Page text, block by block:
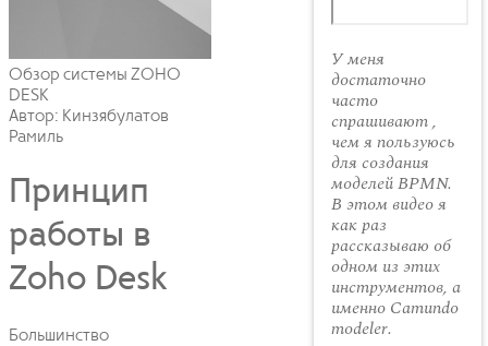
Обзор системы ZOHO
DESK
Автор: Кинзябулатов
Рамиль
Принцип
работы в
Zoho Desk
Большинство
У меня
достаточно
часто
спрашивают ,
чем я пользуюсь
для создания
моделей BPMN.
В этом видео я
как раз
рассказываю об
одном из этих
инструментов, а
именно Camundo
modeler.